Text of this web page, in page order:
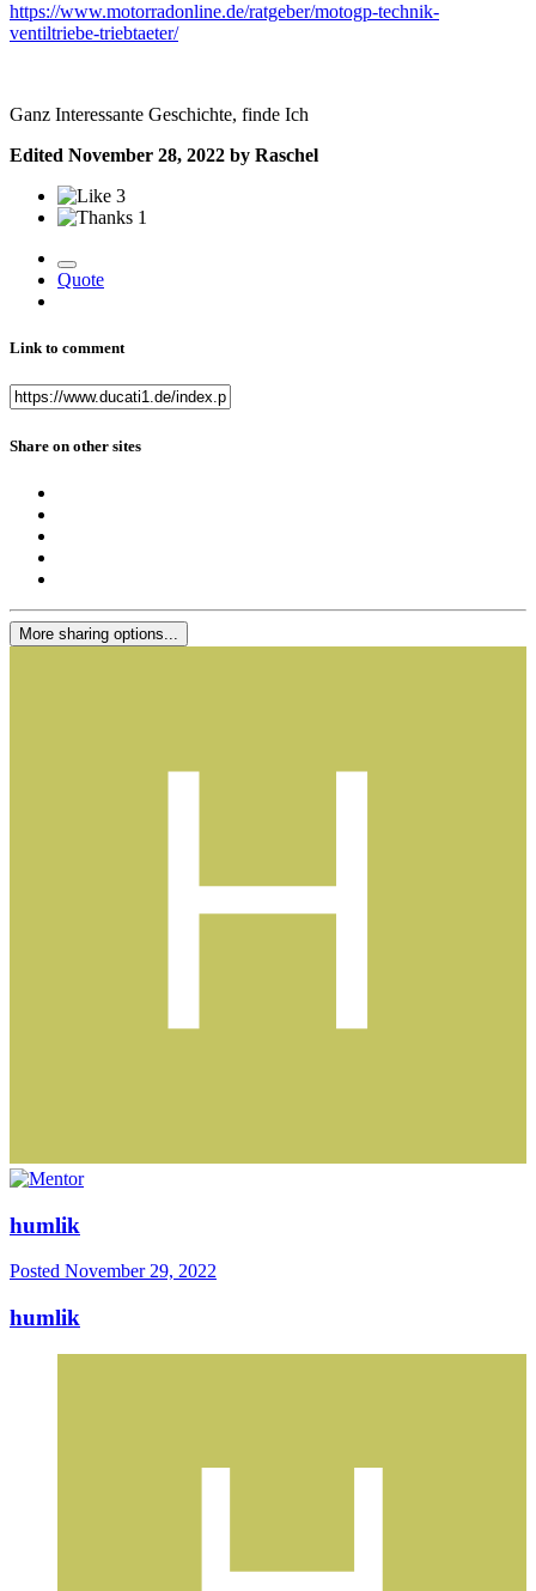
https://www.motorradonline.de/ratgeber/motogp-technik-
ventiltriebe-triebtaeter/
Ganz Interessante Geschichte, finde Ich
Edited November 28, 2022 by Raschel
3
1
Quote
Link to comment
Share on other sites
More sharing options...
humlik
Posted November 29, 2022
humlik